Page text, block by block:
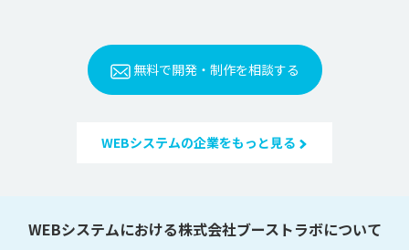
無料で開発・制作を相談する
WEBシステムの企業をもっと見る
WEBシステムにおける株式会社ブーストラボについて